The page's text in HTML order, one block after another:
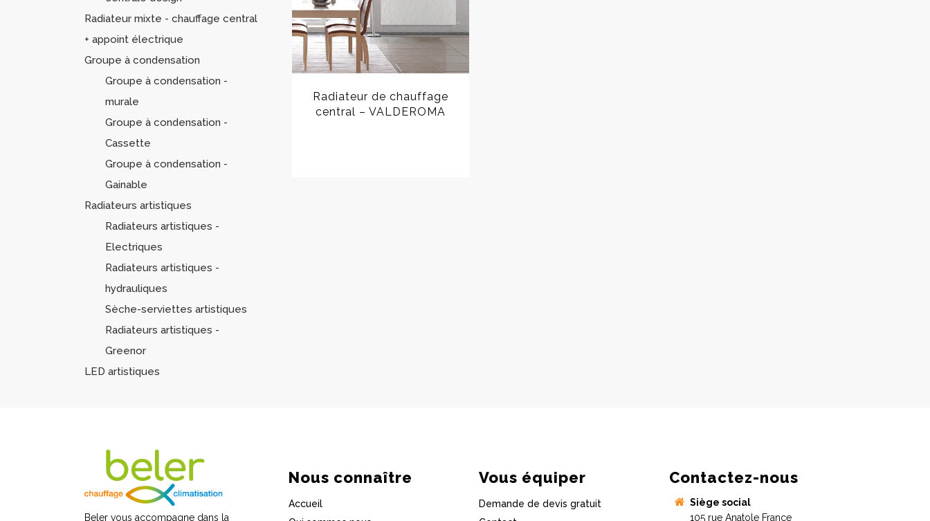
Radiateur mixte - chauffage central
+ appoint électrique
Groupe à condensation
Groupe à condensation -
murale
Groupe à condensation -
Cassette
Groupe à condensation -
Gainable
Radiateurs artistiques
Radiateurs artistiques -
Electriques
Radiateurs artistiques -
hydrauliques
Sèche-serviettes artistiques
Radiateurs artistiques -
Greenor
LED artistiques
Radiateur de chauffage
central – VALDEROMA
Beler vous accompagne dans la
Nous connaître
Accueil
Vous équiper
Demande de devis gratuit
Contactez-nous
Siège social
105 rue Anatole France